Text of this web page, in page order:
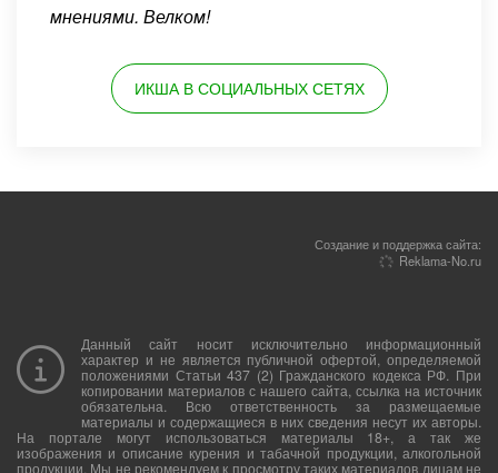
мнениями. Велком!
ИКША В СОЦИАЛЬНЫХ СЕТЯХ
Создание и поддержка сайта:
Reklama-No.ru
Данный сайт носит исключительно информационный
характер и не является публичной офертой, определяемой
положениями Статьи 437 (2) Гражданского кодекса РФ. При
копировании материалов с нашего сайта, ссылка на источник
обязательна. Всю ответственность за размещаемые
материалы и содержащиеся в них сведения несут их авторы.
На портале могут использоваться материалы 18+, а так же
изображения и описание курения и табачной продукции, алкогольной
продукции. Мы не рекомендуем к просмотру таких материалов лицам не